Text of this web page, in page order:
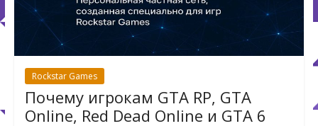
Rockstar Games
Почему игрокам GTA RP, GTA
Online, Red Dead Online и GTA 6